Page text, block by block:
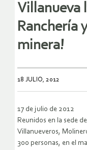
Villanueva
Ranchería
minera!
18 JULIO, 2012
17 de julio de 2012
Reunidos en la sede
Villanueveros,
300 personas, en el